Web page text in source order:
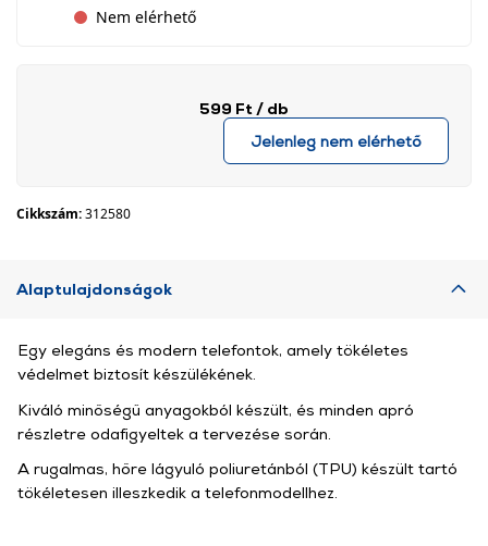
Nem elérhető
599 Ft / db
Jelenleg nem elérhető
Cikkszám:312580
Alaptulajdonságok
Egy elegáns és modern telefontok, amely tökéletes
védelmet biztosít készülékének.
Kiváló minőségű anyagokból készült, és minden apró
részletre odafigyeltek a tervezése során.
A rugalmas, hőre lágyuló poliuretánból (TPU) készült tartó
tökéletesen illeszkedik a telefonmodellhez.